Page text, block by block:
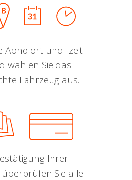
Abholort und -zeit
wählen Sie das
Fahrzeug aus.
Ihrer
Sie alle